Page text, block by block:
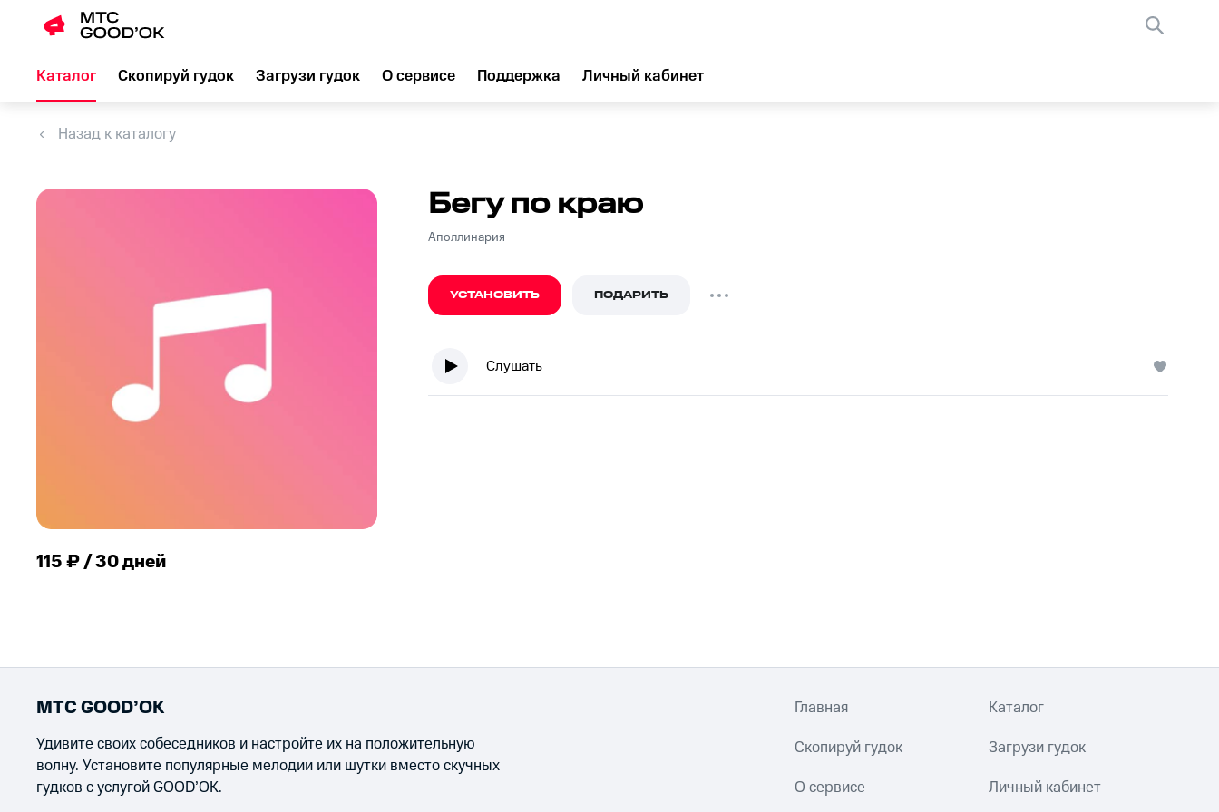
Каталог Скопируй гудок Загрузи гудок О сервисе Поддержка Личный кабинет
Назад к каталогу
115 ₽ / 30 дней
Бегу по краю
Аполлинария
УСТАНОВИТЬ ПОДАРИТЬ
Слушать
МТС GOOD’OK
Удивите своих собеседников и настройте их на положительную
волну. Установите популярные мелодии или шутки вместо скучных
гудков с услугой GOOD’OK.
Главная Каталог
Скопируй гудок Загрузи гудок
О сервисе Личный кабинет